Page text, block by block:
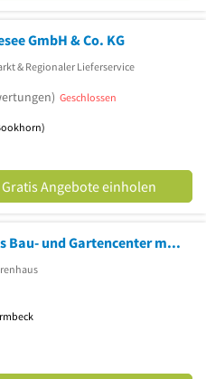
GmbH & Co. KG
& Regionaler Lieferservice
Geschlossen
Gratis Angebote einholen
Marktkauf SB-Warenhaus Bau- und Gartencenter mit Tankstelle